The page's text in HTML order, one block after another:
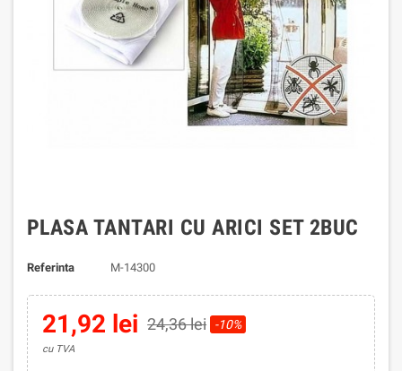
PLASA TANTARI CU ARICI SET 2BUC
Referinta M-14300
21,92 lei 24,36 lei -10%
cu TVA